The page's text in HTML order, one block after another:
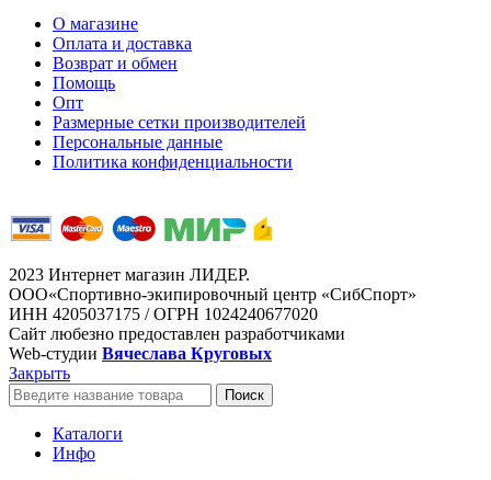
О магазине
Оплата и доставка
Возврат и обмен
Помощь
Опт
Размерные сетки производителей
Персональные данные
Политика конфиденциальности
2023 Интернет магазин ЛИДЕР.
ООО«Спортивно-экипировочный центр «СибСпорт»
ИНН 4205037175 / ОГРН 1024240677020
Сайт любезно предоставлен разработчиками
Web-студии Вячеслава Круговых
Закрыть
Поиск
Каталоги
Инфо